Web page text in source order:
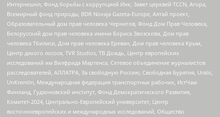
Интернешнл, Фонд борьбы с коррупцией Инк, Завет церквей TCCN, Агора,
Всемирный фонд природы, BDR Novaja Gazeta-Europe, Алтай проект,
Образовательный дом прав человека Чернигов, Фонд Дом Прав Человека,
Белорусский дом прав человека имени Бориса Звозскова, Дом прав
человека Тбилиси, Дом прав человека Ереван, Дом прав человека Крым,
Центр дикого лосося, TVR Studios, ТВ Дождь, Центр европейских
исследований им Вилфрида Мартенса, Сетевое объединение журналистов
расследователей, АЛЛАТРА, За свободную Россию, Свободная Бурятия, Uralic,
UnKremlin, Международная федерация транспортных рабочих, ИстЧам
Финланд, Гудзоновский институт, Фонд Демократического Развития,
Комитет-2024, Центрально-Европейский университет, Центр
восточноевропейских и международных исследований, Общество